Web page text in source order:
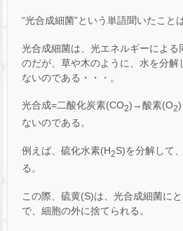
“光合成細菌”という単語聞いたこと
光合成細菌は、光エネルギーによる
のだが、草や木のように、水を分解
ないのである・・・。
光合成=二酸化炭素(CO2)→酸素(O2)
ないのである。
例えば、硫化水素(H2S)を分解して
る。
この際、硫黄(S)は、光合成細菌に
で、細胞の外に捨てられる。